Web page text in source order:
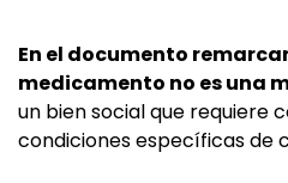
En el documento
medicamento no es una
un bien social que requiere
condiciones específicas de